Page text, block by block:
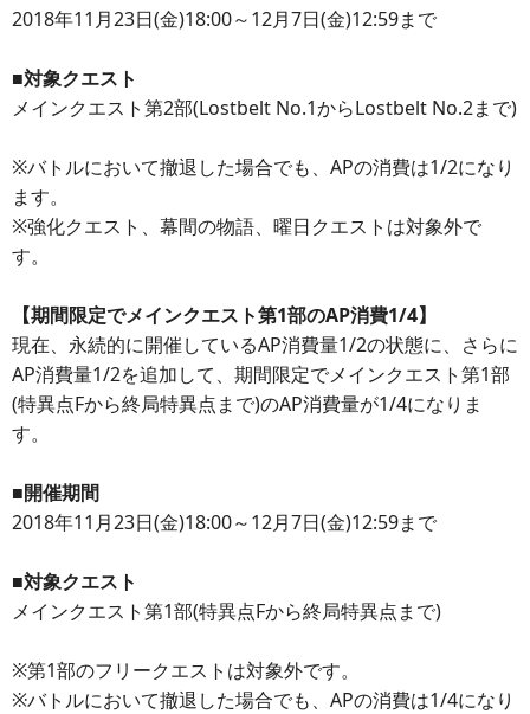
2018年11月23日(金)18:00～12月7日(金)12:59まで
■対象クエスト
メインクエスト第2部(Lostbelt No.1からLostbelt No.2まで)
※バトルにおいて撤退した場合でも、APの消費は1/2になり
ます。
※強化クエスト、幕間の物語、曜日クエストは対象外で
す。
【期間限定でメインクエスト第1部のAP消費1/4】
現在、永続的に開催しているAP消費量1/2の状態に、さらに
AP消費量1/2を追加して、期間限定でメインクエスト第1部
(特異点Fから終局特異点まで)のAP消費量が1/4になりま
す。
■開催期間
2018年11月23日(金)18:00～12月7日(金)12:59まで
■対象クエスト
メインクエスト第1部(特異点Fから終局特異点まで)
※第1部のフリークエストは対象外です。
※バトルにおいて撤退した場合でも、APの消費は1/4になり